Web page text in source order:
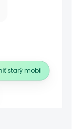
starý mobil